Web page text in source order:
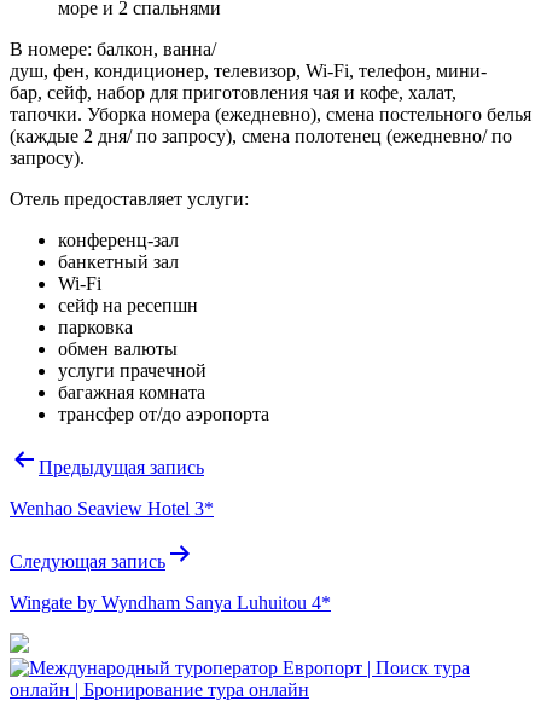
море и 2 спальнями
В номере: балкон, ванна/
душ, фен, кондиционер, телевизор, Wi-Fi, телефон, мини-
бар, сейф, набор для приготовления чая и кофе, халат,
тапочки. Уборка номера (ежедневно), смена постельного белья
(каждые 2 дня/ по запросу), смена полотенец (ежедневно/ по
запросу).
Отель предоставляет услуги:
конференц-зал
банкетный зал
Wi-Fi
сейф на ресепшн
парковка
обмен валюты
услуги прачечной
багажная комната
трансфер от/до аэропорта
Навигация
записям
Предыдущая запись
Wenhao Seaview Hotel 3*
Следующая запись
Wingate by Wyndham Sanya Luhuitou 4*